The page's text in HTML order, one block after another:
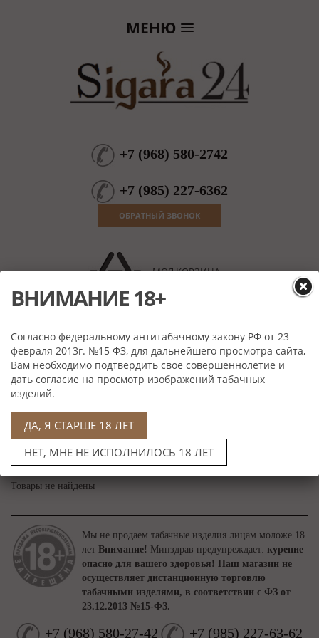
МЕНЮ
+7 (968) 580-2742
+7 (985) 227-6362
ОБРАТНЫЙ ЗВОНОК
МОЯ КОРЗИНА
Магазин сигар
MANITOU
MANITOU
Товары не найдены
Мы не продаем табачные изделия лицам моложе 18
лет Внимание! Минздрав предупреждает: курение
опасно для вашего здоровья! Наш магазин не
осуществляет дистанционную торговлю
табачными изделями, в соответствии с ФЗ от
23.12.2013 №15-ФЗ.
+7 (968) 580-27-42 +7 (985) 227-63-62
ВНИМАНИЕ 18+
Согласно федеральному антитабачному закону РФ от 23
февраля 2013г. №15 ФЗ, для дальнейшего просмотра сайта,
Вам необходимо подтвердить свое совершеннолетие и
дать согласие на просмотр изображений табачных
изделий.
ДА, Я СТАРШЕ 18 ЛЕТ
НЕТ, МНЕ НЕ ИСПОЛНИЛОСЬ 18 ЛЕТ